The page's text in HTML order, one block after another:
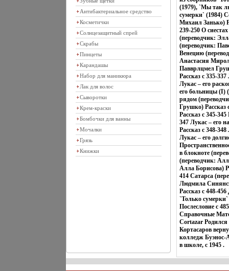
Антибактериальное средство
Косметички
Солнцезащитный спрей
Скрабы
Пинцеты
Карандашы
Набор для маникюра
Лак для волос
Сыворотки
Крем-краски
Бомбочки для ванны
Мочалки
Грязь
Книжки
(1979), `Мы так
сумерки` (1984)
Михаил Занько)
239-250 О
(переводчик:
(переводчик:
Венецию
Анастасия
Павврлцмел
Рассказ c 335-
Лукас – его
его больницы (I)
рядом
Грушко) Рассказ
Рассказ c 345-
347 Лукас – его
Рассказ c 348-
Лукас – его
в блокноте
(переводчик:
Алла Борисова)
414 Сатарса
Людмила
Рассказ c 448-
`Только
Послесловие c
Справочные
Cortazar Родился
Кортасаров
колледж Буэнос-
в школе, с 1945 .